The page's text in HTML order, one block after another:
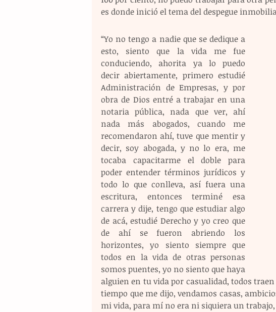
es donde inició el tema del despegue
“Yo no tengo a nadie que se dedique a
esto, siento que la vida me fue
conduciendo, ahorita ya lo puedo
decir abiertamente, primero estudié
Administración de Empresas, y por
obra de Dios entré a trabajar en una
notaria pública, nada que ver, ahí
nada más abogados, cuando me
recomendaron ahí, tuve que mentir y
decir, soy abogada, y no lo era, me
tocaba capacitarme el doble para
poder entender términos jurídicos y
todo lo que conlleva, así fuera una
escritura, entonces terminé esa
carrera y dije, tengo que estudiar algo
de acá, estudié Derecho y yo creo que
de ahí se fueron abriendo los
horizontes, yo siento siempre que
todos en la vida de otras personas
somos puentes, yo no siento que haya
alguien en tu vida por casualidad, todos
tiempo que me dijo, vendamos casas,
mi vida, para mí no era ni siquiera un